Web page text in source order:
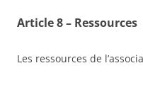
Article 8 – Ressources
Les ressources de